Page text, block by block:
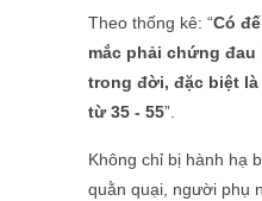
Theo thống kê: “Có
mắc phải chứng
trong đời, đặc biệt
từ 35 - 55”.
Không chỉ bị hành hạ
quằn quại, người phụ